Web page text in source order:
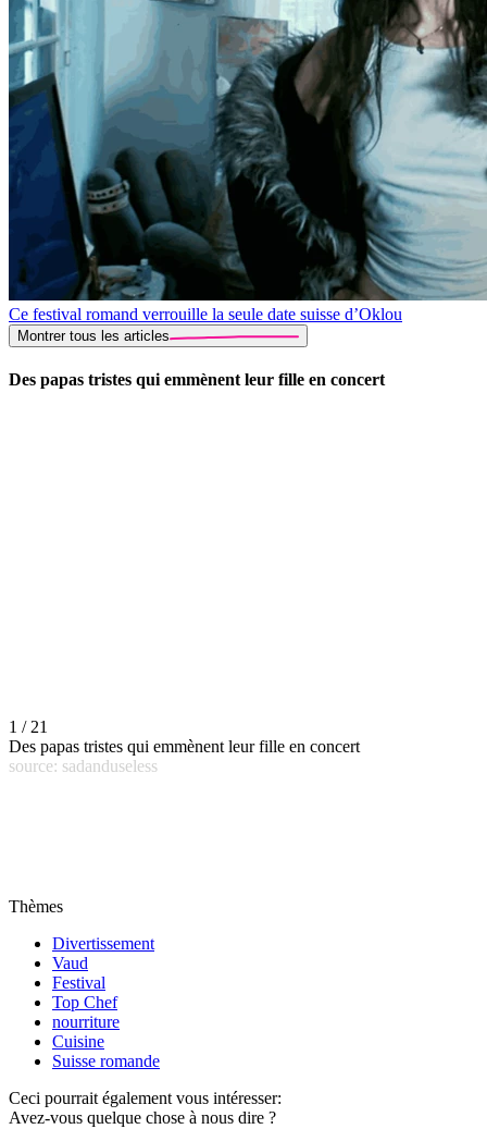
Ce festival romand verrouille la seule date suisse d’Oklou
Montrer tous les articles
Des papas tristes qui emmènent leur fille en concert
1 / 21
Des papas tristes qui emmènent leur fille en concert
source: sadanduseless
Thèmes
Divertissement
Vaud
Festival
Top Chef
nourriture
Cuisine
Suisse romande
Ceci pourrait également vous intéresser:
Avez-vous quelque chose à nous dire ?